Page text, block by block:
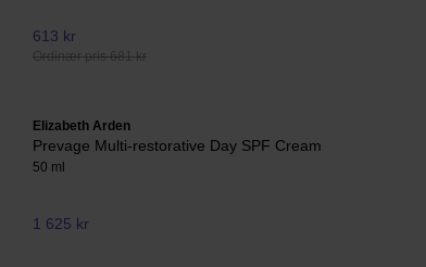
613 kr
Ordinær pris 681 kr
Elizabeth Arden
Prevage Multi-restorative Day SPF Cream
50 ml
1 625 kr